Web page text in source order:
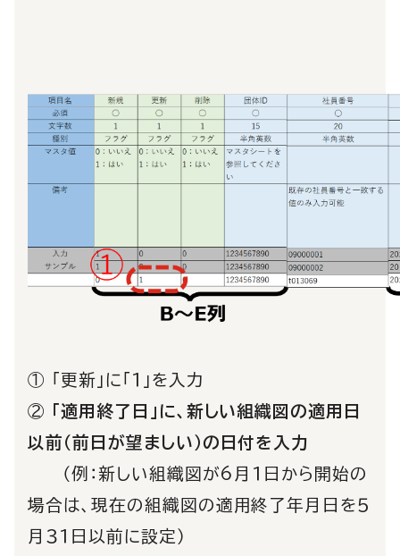
① 「更新」に「１」を入力
②
「適用終了日」に、新しい組織図の適用日
以前（前日が望ましい）の日付を入力
（例：新しい組織図が6月１日から開始の
場合は、現在の組織図の適用終了年月日を５
月３１日以前に設定）